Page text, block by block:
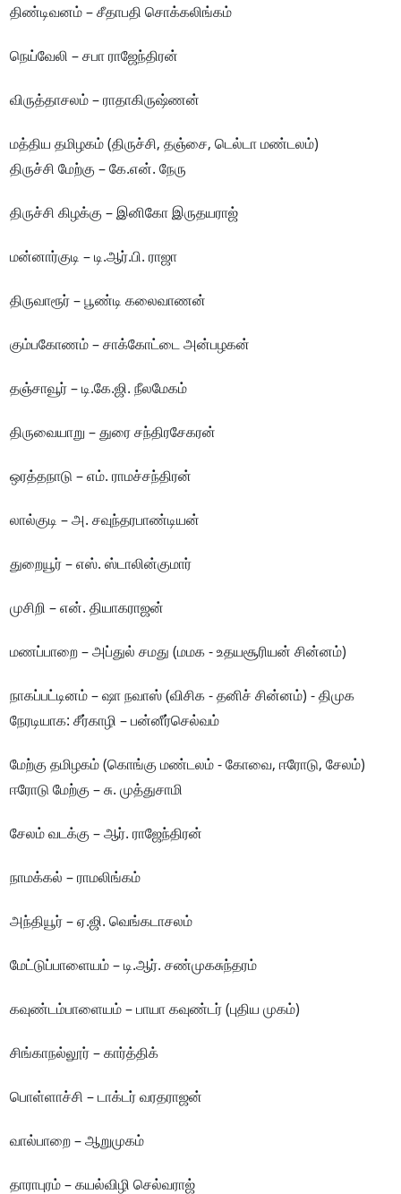
திண்டிவனம் – சீதாபதி சொக்கலிங்கம்
நெய்வேலி – சபா ராஜேந்திரன்
விருத்தாசலம் – ராதாகிருஷ்ணன்
மத்திய தமிழகம் (திருச்சி, தஞ்சை, டெல்டா மண்டலம்)
திருச்சி மேற்கு – கே.என். நேரு
திருச்சி கிழக்கு – இனிகோ இருதயராஜ்
மன்னார்குடி – டி.ஆர்.பி. ராஜா
திருவாரூர் – பூண்டி கலைவாணன்
கும்பகோணம் – சாக்கோட்டை அன்பழகன்
தஞ்சாவூர் – டி.கே.ஜி. நீலமேகம்
திருவையாறு – துரை சந்திரசேகரன்
ஒரத்தநாடு – எம். ராமச்சந்திரன்
லால்குடி – அ. சவுந்தரபாண்டியன்
துறையூர் – எஸ். ஸ்டாலின்குமார்
முசிறி – என். தியாகராஜன்
மணப்பாறை – அப்துல் சமது (மமக - உதயசூரியன் சின்னம்)
நாகப்பட்டினம் – ஷா நவாஸ் (விசிக - தனிச் சின்னம்) - திமுக
நேரடியாக: சீர்காழி – பன்னீர்செல்வம்
மேற்கு தமிழகம் (கொங்கு மண்டலம் - கோவை, ஈரோடு, சேலம்)
ஈரோடு மேற்கு – சு. முத்துசாமி
சேலம் வடக்கு – ஆர். ராஜேந்திரன்
நாமக்கல் – ராமலிங்கம்
அந்தியூர் – ஏ.ஜி. வெங்கடாசலம்
மேட்டுப்பாளையம் – டி.ஆர். சண்முகசுந்தரம்
கவுண்டம்பாளையம் – பாயா கவுண்டர் (புதிய முகம்)
சிங்காநல்லூர் – கார்த்திக்
பொள்ளாச்சி – டாக்டர் வரதராஜன்
வால்பாறை – ஆறுமுகம்
தாராபுரம் – கயல்விழி செல்வராஜ்